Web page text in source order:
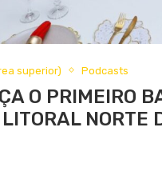
superior) Podcasts
O PRIMEIRO
NORTE